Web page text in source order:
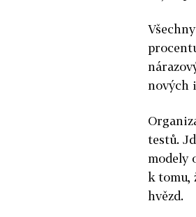
nových
testů.
modely
k tomu,
hvězd.